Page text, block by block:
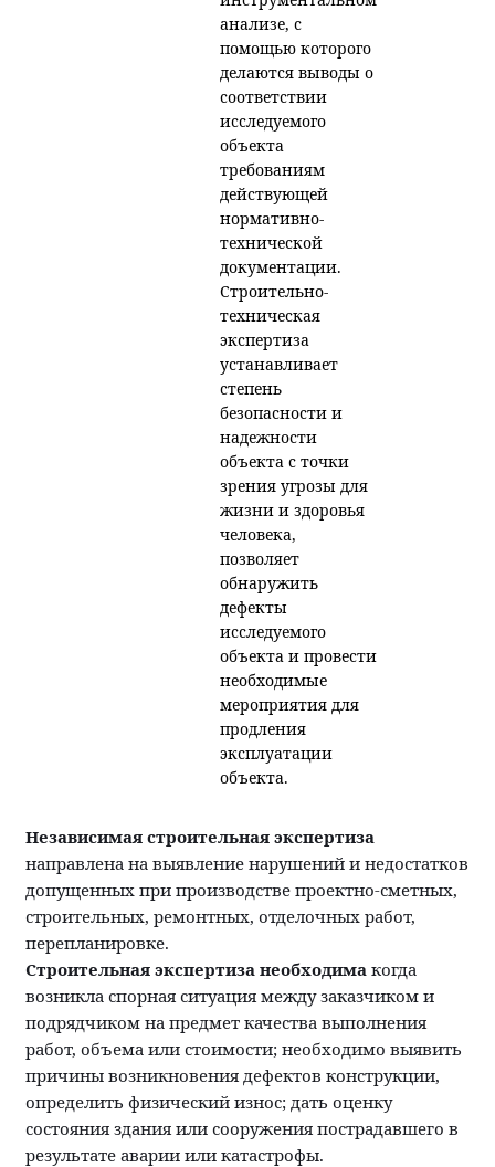
анализе, с
помощью которого
делаются выводы о
соответствии
исследуемого
объекта
требованиям
действующей
нормативно-
технической
документации.
Строительно-
техническая
экспертиза
устанавливает
степень
безопасности и
надежности
объекта с точки
зрения угрозы для
жизни и здоровья
человека,
позволяет
обнаружить
дефекты
исследуемого
объекта и провести
необходимые
мероприятия для
продления
эксплуатации
объекта.
Независимая строительная экспертиза
направлена на выявление нарушений и недостатков
допущенных при производстве проектно-сметных,
строительных, ремонтных, отделочных работ,
перепланировке.
Строительная экспертиза необходима когда
возникла спорная ситуация между заказчиком и
подрядчиком на предмет качества выполнения
работ, объема или стоимости; необходимо выявить
причины возникновения дефектов конструкции,
определить физический износ; дать оценку
состояния здания или сооружения пострадавшего в
результате аварии или катастрофы.